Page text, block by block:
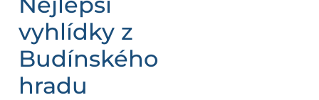
vyhlídky z
Budínského
hradu